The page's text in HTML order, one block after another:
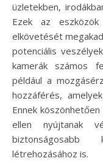
üzletekben,
Ezek az
elkövetését
potenciális
kamerák számos
például a
hozzáférés,
Ennek
ellen nyújtanak
létrehozásához is.